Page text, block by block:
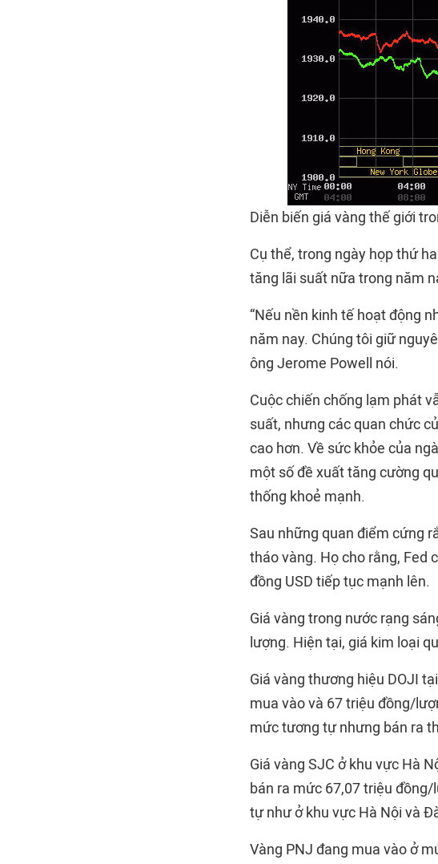
Diễn biến giá vàng thế giới
Cụ thể, trong ngày họp thứ
tăng lãi suất nữa trong năm
“Nếu nền kinh tế hoạt động
năm nay. Chúng tôi giữ
ông Jerome Powell nói.
Cuộc chiến chống lạm phát
suất, nhưng các quan chức
cao hơn. Về sức khỏe của
một số đề xuất tăng cường
thống khoẻ mạnh.
Sau những quan điểm cứng
tháo vàng. Họ cho rằng, Fed
đồng USD tiếp tục mạnh lên.
Giá vàng trong nước rạng
lượng. Hiện tại, giá kim loại
Giá vàng thương hiệu DOJI
mua vào và 67 triệu đồng/
mức tương tự nhưng bán ra
Giá vàng SJC ở khu vực Hà
bán ra mức 67,07 triệu
tự như ở khu vực Hà Nội và
Vàng PNJ đang mua vào ở